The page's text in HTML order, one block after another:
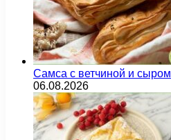
Самса с ветчиной и сыром
06.08.2026